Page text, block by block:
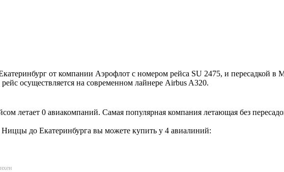
от компании Аэрофлот с номером рейса SU 2475, и пересадкой в
осуществляется на современном лайнере Airbus A320.
летает 0 авиакомпаний. Самая популярная компания летающая без
до Екатеринбурга вы можете купить у 4 авиалиний: